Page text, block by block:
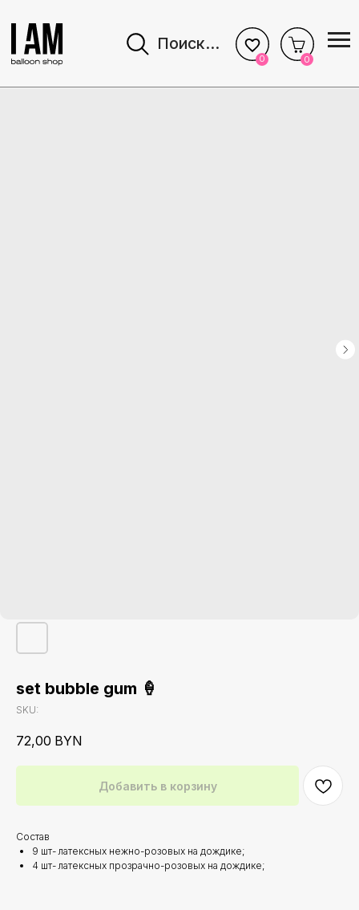
Поиск...
0
set bubble gum 🍦
SKU:
72,00 BYN
Добавить в корзину
Состав
9 шт- латексных нежно-розовых на дождике;
4 шт- латексных прозрачно-розовых на дождике;
Стоимость доставки
Доставка Яндекс GO 24/7 (по тарифу
Яндекс, если мы не сможем доставить
Район УРУЧЬЕ 5–7 бел.руб
(в зависимости от удалённости)
доставка по Минску осуществляется
БЕСПЛАТНО!
Самовываз: самостоятельно забрать